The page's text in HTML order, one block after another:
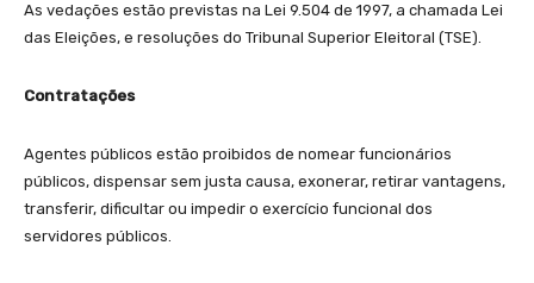
As vedações estão previstas na Lei 9.504 de 1997, a chamada Lei
das Eleições, e resoluções do Tribunal Superior Eleitoral (TSE).
Contratações
Agentes públicos estão proibidos de nomear funcionários
públicos, dispensar sem justa causa, exonerar, retirar vantagens,
transferir, dificultar ou impedir o exercício funcional dos
servidores públicos.